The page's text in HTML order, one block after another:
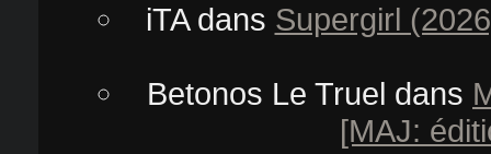
iTAdans Supergirl
Betonos Le Truel dans
[MAJ: